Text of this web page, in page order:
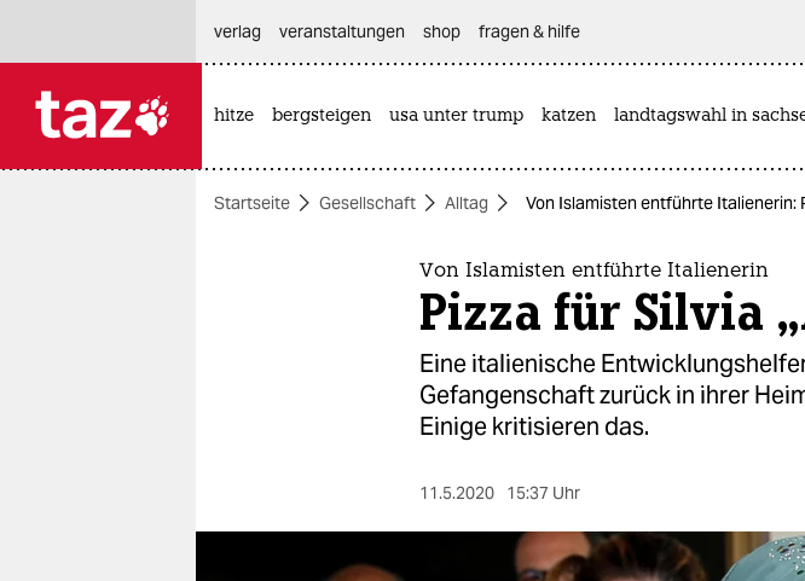
themen
verlag
veranstaltungen shop fragen & hilfe
hitze bergsteigen usa unter trump katzen landtagswahl in
Startseite Gesellschaft Alltag Von Islamisten entführte Italienerin:
Von Islamisten entführte Italienerin
Pizza für Silvia
Eine italienische
Gefangenschaft zurück in ihrer
Einige kritisieren das.
11.5.2020 15:37 Uhr